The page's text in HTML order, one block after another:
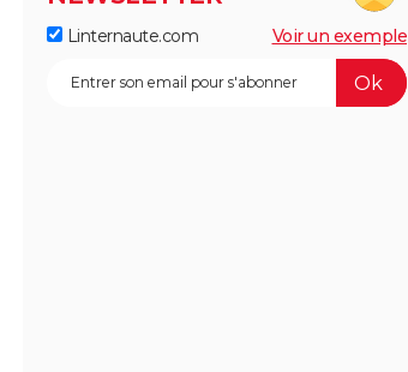
Linternaute.com Voir un exemple